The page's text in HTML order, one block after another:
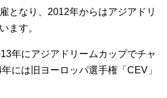
となり、2012年からはアジアドリ
ます。
年にアジアドリームカップでチャ
には旧ヨーロッパ選手権「CEV」